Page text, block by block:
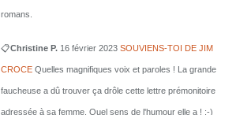
romans.
📋Christine P. 16 février 2023 SOUVIENS-TOI DE JIM
CROCE Quelles magnifiques voix et paroles ! La grande
faucheuse a dû trouver ça drôle cette lettre prémonitoire
adressée à sa femme. Quel sens de l'humour elle a ! ;-)